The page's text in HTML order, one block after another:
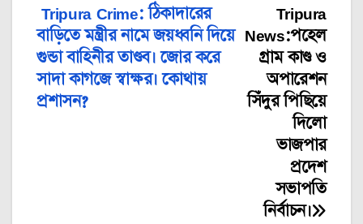
Post
navigation
Tripura
News:পহেল
গ্রাম কাণ্ড ও
অপারেশন
সিঁদুর পিছিয়ে
দিলো
ভাজপার
প্রদেশ
সভাপতি
নির্বাচন।
Tripura Crime: ঠিকাদারের
বাড়িতে মন্ত্রীর নামে জয়ধ্বনি দিয়ে
গুন্ডা বাহিনীর তাণ্ডব। জোর করে
সাদা কাগজে স্বাক্ষর। কোথায়
প্রশাসন?